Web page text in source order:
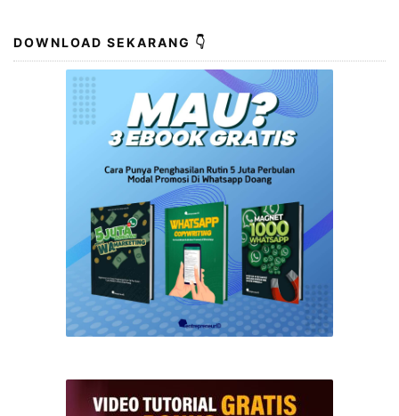
DOWNLOAD SEKARANG 👇